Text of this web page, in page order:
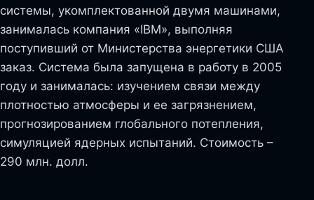
системы, укомплектованной двумя машинами,
занималась компания «IBM», выполняя
поступивший от Министерства энергетики США
заказ. Система была запущена в работу в 2005
году и занималась: изучением связи между
плотностью атмосферы и ее загрязнением,
прогнозированием глобального потепления,
симуляцией ядерных испытаний. Стоимость –
290 млн. долл.